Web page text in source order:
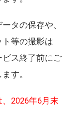
タの保存や、
等の撮影は
ス終了前にご
す。
2026年6月末